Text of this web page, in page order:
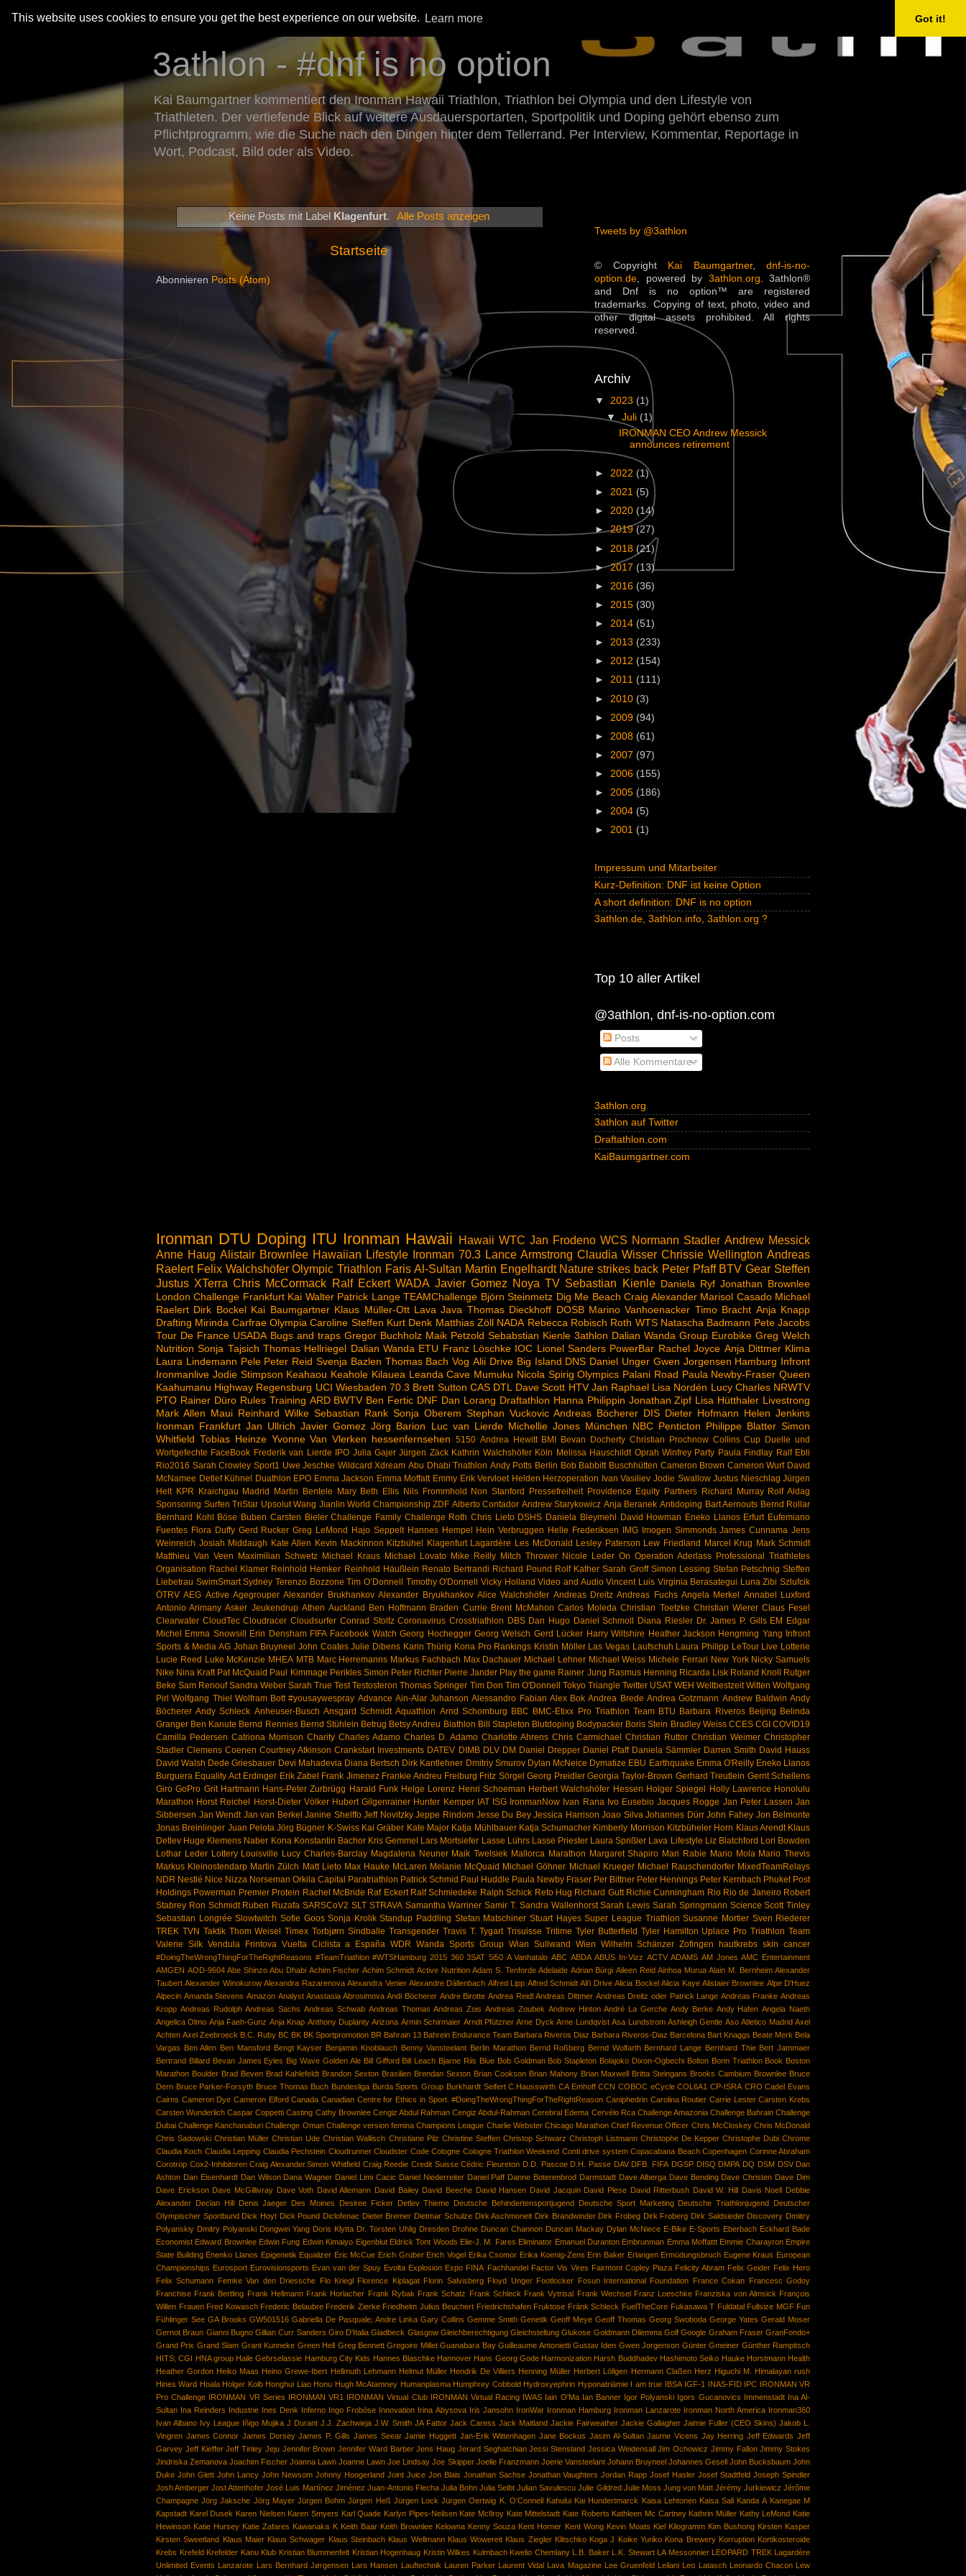
This website uses cookies to ensure you get the best experience on our website. Learn more Got it!
3athlon - #dnf is no option
Kai Baumgartner kommentiert den Ironman Hawaii Triathlon, Triathlon bei Olympia und den Lifestyle von
Triathleten. Der vertiefende Blick auf weitere Ausdauersportarten, Sportpolitik und Doping gehört ebenso zum
Pflichtprogramm, wie die Suche nach den Dingen hinter dem Tellerrand. Per Interview, Kommentar, Reportage in
Wort, Podcast, Bild oder als Video.
Keine Posts mit Label Klagenfurt. Alle Posts anzeigen
Startseite
Abonnieren Posts (Atom)
Tweets by @3athlon
© Copyright Kai Baumgartner, dnf-is-no-
option.de , powered by 3athlon.org . 3athlon®
and Dnf is no option™ are registered
trademarks. Copying of text, photo, video and
other digital assets prohibited. All rights
reserved.
Archiv
▼ 2023 (1)
▼Juli (1)
IRONMAN CEO Andrew Messick
announces retirement
► 2022 (1)
► 2021 (5)
► 2020 (14)
►2019 (27)
► 2018 (21)
►2017 (13)
► 2016 (36)
► 2015 (30)
► 2014 (51)
► 2013 (233)
► 2012 (154)
► 2011 (111)
► 2010 (3)
► 2009 (94)
► 2008 (61)
► 2007 (97)
► 2006 (155)
► 2005 (186)
► 2004 (5)
► 2001 (1)
Impressum und Mitarbeiter
Kurz-Definition: DNF ist keine Option
A short definition: DNF is no option
3athlon.de, 3athlon.info, 3athlon.org ?
Top 10 aller Artikel
@3athlon, dnf-is-no-option.com
Posts
Alle Kommentare
3athlon.org
3athlon auf Twitter
Draftathlon.com
KaiBaumgartner.com
Ironman DTU Doping ITU Ironman Hawaii Hawaii WTC Jan Frodeno WCS Normann Stadler Andrew Messick
Anne Haug Alistair Brownlee Hawaiian Lifestyle Ironman 70.3 Lance Armstrong Claudia Wisser Chrissie Wellington Andreas
Raelert Felix Walchshöfer Olympic Triathlon Faris Al-Sultan Martin Engelhardt Nature strikes back Peter Pfaff BTV Gear Steffen
Justus XTerra Chris McCormack Ralf Eckert WADA Javier Gomez Noya TV Sebastian Kienle Daniela Ryf Jonathan Brownlee
London Challenge Frankfurt Kai Walter Patrick Lange TEAMChallenge Björn Steinmetz Dig Me Beach Craig Alexander Marisol Casado Michael
Raelert Dirk Bockel Kai Baumgartner Klaus Müller-Ott Lava Java Thomas Dieckhoff DOSB Marino Vanhoenacker Timo Bracht Anja Knapp
Drafting Mirinda Carfrae Olympia Caroline Steffen Kurt Denk Matthias Zöll NADA Rebecca Robisch Roth WTS Natascha Badmann Pete Jacobs
Tour De France USADA Bugs and traps Gregor Buchholz Maik Petzold Sebabstian Kienle 3athlon Dalian Wanda Group Eurobike Greg Welch
Nutrition Sonja Tajsich Thomas Hellriegel Dalian Wanda ETU Franz Löschke IOC Lionel Sanders PowerBar Rachel Joyce Anja Dittmer Klima
Laura Lindemann Pele Peter Reid Svenja Bazlen Thomas Bach Vog Alii Drive Big Island DNS Daniel Unger Gwen Jorgensen Hamburg
Infront
Ironmanlive Jodie Stimpson Keahaou Keahole Kilauea Leanda Cave Mumuku Nicola Spirig Olympics Palani Road Paula Newby-Fraser Queen
Kaahumanu Highway Regensburg UCI Wiesbaden 70.3 Brett Sutton CAS DTL Dave Scott HTV Jan Raphael Lisa Nordén Lucy Charles NRWTV
PTO Rainer Düro Rules Training ARD BWTV Ben Fertic DNF Dan Lorang Draftathlon Hanna Philippin Jonathan Zipf Lisa Hütthaler Livestrong
Mark Allen
Maui Reinhard Wilke Sebastian Rank Sonja Oberem Stephan Vuckovic Andreas Böcherer DIS Dieter Hofmann
Helen Jenkins
Ironman Frankfurt Jan Ullrich Javier Gomez Jörg Barion Luc van Lierde Michellie Jones München NBC Penticton Philippe Blatter Simon
Whitfield Tobias Heinze Yvonne Van Vlerken hessenfernsehen 5150 Andrea Hewitt BMI Bevan Docherty Christian Prochnow Collins Cup Duelle und
Wortgefechte FaceBook Frederik van Lierde IPO Julia Gajer Jürgen Zäck Kathrin Walchshöfer Köln Melissa Hauschildt Oprah Winfrey Party Paula Findlay Ralf Ebli
Rio2016 Sarah Crowley Sport1 Uwe Jeschke Wildcard Xdream Abu Dhabi Triathlon Andy Potts Berlin Bob Babbitt Buschhütten Cameron Brown Cameron Wurf David
McNamee Detlef Kühnel Duathlon EPO Emma Jackson Emma Moffatt Emmy Erik Vervloet Helden Herzoperation Ivan Vasiliev Jodie Swallow Justus Nieschlag Jürgen
Helt KPR Kraichgau Madrid Martin Bentele Mary Beth Ellis Nils Frommhold Non Stanford Pressefreiheit Providence Equity Partners Richard Murray Rolf Aldag
Sponsoring Surfen TriStar Upsolut Wang Jianlin World Championship ZDF Alberto Contador Andrew Starykowicz Anja Beranek Antidoping Bart Aernouts Bernd Rollar
Bernhard Kohl
Böse Buben Carsten Bieler Challenge Family Challenge Roth Chris Lieto DSHS Daniela Bleymehl David Howman Eneko Llanos Erfurt Eufemiano
Fuentes Flora Duffy Gerd Rucker Greg LeMond Hajo Seppelt Hannes Hempel Hein Verbruggen Helle Frederiksen IMG Imogen Simmonds James Cunnama Jens
Weinreich Josiah Middaugh Kate Allen Kevin Mackinnon Kitzbühel Klagenfurt Lagardère Les McDonald Lesley Paterson Lew Friedland Marcel Krug Mark Schmidt
Matthieu Van Veen
Maximilian Schwetz Michael Kraus Michael Lovato Mike Reilly Mitch Thrower Nicole Leder On Operation Aderlass Professional Triathletes
Organisation Rachel Klamer Reinhold Hemker Reinhold Häußlein Renato Bertrandi Richard Pound Rolf Kather Sarah Groff Simon Lessing Stefan Petschnig Steffen
Liebetrau SwimSmart Sydney Terenzo Bozzone Tim O’Donnell Timothy O'Donnell Vicky Holland Video and Audio Vincent Luis Virginia Berasategui Luna Zibi Szlufcik
ÖTRV AEG Active Agegrouper Alexander Brukhankov Alexander Bryukhankov Alice Walchshöfer Andreas Dreitz Andreas Fuchs Angela Merkel
Annabel Luxford
Antonio Arimany Asker Jeukendrup Athen Auckland Ben Hoffmann Braden Currie Brent McMahon Carlos Moleda Christian Toetzke Christian Wierer Claus Fesel
Clearwater CloudTec Cloudracer Cloudsurfer Conrad Stoltz Coronavirus Crosstriathlon DBS Dan Hugo Daniel Schmoll Diana Riesler Dr. James P. Gills EM
Edgar
Michel
Emma Snowsill Erin Densham FIFA Facebook Watch Georg Hochegger Georg Welsch Gerd Lücker Harry Wiltshire Heather Jackson Hengming Yang Infront
Sports & Media AG Johan Bruyneel John Coates Julie Dibens Karin Thürig Kona Pro Rankings Kristin Möller Las Vegas Laufschuh Laura Philipp LeTour Live Lotterie
Lucie Reed Luke McKenzie MHEA MTB Marc Herremanns Markus Fachbach Max Dachauer Michael Lehner Michael Weiss Michele Ferrari New York Nicky Samuels
Nike Nina Kraft Pat McQuaid Paul Kimmage Perikles Simon Peter Richter Pierre Jander Play the game Rainer Jung Rasmus Henning Ricarda Lisk Roland Knoll
Rutger
Beke Sam Renouf Sandra Weber Sarah True Test Testosteron Thomas Springer Tim Don Tim O'Donnell Tokyo Triangle Twitter USAT WEH Weltbestzeit Witten Wolfgang
Pirl Wolfgang Thiel Wolfram Bott #yousaywespray Advance Ain-Alar Juhanson Alessandro Fabian Alex Bok Andrea Brede Andrea Gotzmann Andrew Baldwin Andy
Böcherer Andy Schleck Anheuser-Busch Ansgard Schmidt Aquathlon Arnd Schomburg BBC BMC-Etixx Pro Triathlon Team BTU Barbara Riveros Beijing Belinda
Granger Ben Kanute Bernd Rennies Bernd Stühlein Betrug Betsy Andreu Biathlon Bill Stapleton Blutdoping Bodypacker Boris Stein Bradley Weiss CCES CGI COVID19
Camilla Pedersen Catriona Morrison Charity Charles Adamo Charles D. Adamo Charlotte Ahrens Chris Carmichael Christian Ruttor Christian Weimer Christopher
Stadler Clemens Coenen Courtney Atkinson Crankstart Investments DATEV DIMB DLV DM Daniel Drepper Daniel Pfaff Daniela Sämmler Darren Smith David Hauss
David Walsh Dede Griesbauer Devi Mahadevia Diana Bertsch Dirk Kantlehner Dmitriy Smurov Dylan McNeice Dymatize EBU Earthquake Emma O'Reilly Eneko Llanos
Burguera Equality Act Erdinger Erik Zabel Frank Jimenez Frankie Andreu Freiburg Fritz Sörgel Georg Preidler Georgia Taylor-Brown Gerhard Treutlein Gerrit Schellens
Giro GoPro Grit Hartmann Hans-Peter Zurbrügg Harald Funk Helge Lorenz Henri Schoeman Herbert Walchshöfer Hessen Holger Spiegel Holly Lawrence Honolulu
Marathon Horst Reichel Horst-Dieter Völker Hubert Gilgenrainer Hunter Kemper IAT ISG IronmanNow Ivan Rana Ivo Eusebio Jacques Rogge Jan Peter Lassen Jan
Sibbersen Jan Wendt Jan van Berkel Janine Shelffo Jeff Novitzky Jeppe Rindom Jesse Du Bey Jessica Harrison Joao Silva Johannes Dürr John Fahey Jon Belmonte
Jonas Breinlinger Juan Pelota Jörg Bügner K-Swiss Kai Gräber Kate Major Katja Mühlbauer Katja Schumacher Kimberly Morrison Kitzbüheler Horn Klaus Arendt Klaus
Detlev Huge Klemens Naber Kona Konstantin Bachor Kris Gemmel Lars Mortsiefer Lasse Lührs Lasse Priester Laura Sprißler Lava Lifestyle Liz Blatchford Lori Bowden
Lothar Leder Lottery Louisville Lucy Charles-Barclay Magdalena Neuner Maik Twelsiek Mallorca Marathon Margaret Shapiro Mari Rabie Mario Mola Mario Thevis
Markus Kleinostendarp Martin Zülch Matt Lieto Max Hauke McLaren Melanie McQuaid Michael Göhner Michael Krueger Michael Rauschendorfer MixedTeamRelays
NDR Nestlé Nice Nizza Norseman Orkila Capital Paratriathlon Patrick Schmid Paul Huddle Paula Newby Fraser Per Bittner Peter Hennings Peter Kernbach Phuket Post
Holdings Powerman Premier Protein Rachel McBride Raf Eckert Ralf Schmiedeke Ralph Schick Reto Hug Richard Gutt Richie Cunningham Rio Rio de Janeiro Robert
Stabrey Ron Schmidt Ruben Ruzafa SARSCoV2 SLT STRAVA Samantha Warriner Samir T. Sandra Wallenhorst Sarah Lewis Sarah Springmann Science Scott Tinley
Sebastian Longrée Slowtwitch Sofie Goos Sonja Krolik Standup Paddling Stefan Matschiner Stuart Hayes Super League Triathlon Susanne Mortier Sven Riederer
TREK TVN Taktik Thom Weisel Timex Torbjørn Sindballe Transgender Travis T. Tygart Trisuisse Tritime Tyler Butterfield Tyler Hamilton Uplace Pro Triathlon Team
Valerie Silk Vendula Frintova Vuelta Ciclista a España WDR Wanda Sports Group Wian Sullwand Wien Wilhelm Schänzer Zofingen hautkrebs skin cancer
#DoingTheWrongThingForTheRightReasons #TeamTriathlon #WTSHamburg 2015 360 3SAT 5i50 A Vanhatalo ABC ABDA ABUS In-Vizz ACTV ADAMS AM Jones AMC Entertainment
AMGEN AOD-9604 Abe Shinzo Abu Dhabi Achim Fischer Achim Schmidt Active Nutrition Adam S. Tenforde Adelaide Adrian Bürgi Aileen Reid Ainhoa Murua Alain M. Bernheim Alexander
Taubert Alexander Winokurow Alexandra Razarenova Alexandra Venier Alexandre Dällenbach Alfred Lipp Alfred Schmidt Ali'i Drive Alicia Bockel Alicia Kaye Alistaier Brownlee Alpe D'Huez
Alpecin Amanda Stevens Amazon Analyst Anastasia Abrosimova Andi Böcherer Andre Birotte Andrea Reidl Andreas Dittmer Andreas Dreitz oder Patrick Lange Andreas Franke Andreas
Kropp Andreas Rudolph Andreas Sachs Andreas Schwab Andreas Thomas Andreas Zois Andreas Zoubek Andrew Hinton André La Gerche Andy Berke Andy Hafen Angela Naeth
Angelica Olmo Anja Faeh-Gunz Anja Knap Anthony Duplanty Arizona Armin Schirmaier Arndt Pfützner Arne Dyck Arne Lundqvist Asa Lundstrom Ashleigh Gentle Aso Atletico Madrid Axel
Achten Axel Zeebroeck B.C. Ruby BC BK BK Sportpromotion BR Bahrain 13 Bahrein Endurance Team Barbara Riveros Diaz Barbara Riveros-Diaz Barcelona Bart Knaggs Beate Merk Bela
Vargas
Ben Allen Ben Mansford Bengt Kayser Benjamin Knoblauch Benny Vansteelant Berlin Marathon Bernd Roßberg Bernd Wolfarth Bernhard Lange Bernhard Thie Bert Jammaer
Bertrand Billard Bevan James Eyles Big Wave Golden Ale Bill Gifford Bill Leach Bjarne Riis Blue Bob Goldman Bob Stapleton Bolajoko Dixon-Ogbechi Bolton Bonn Triathlon Book Boston
Marathon Boulder Brad Beven Brad Kahlefeldt Brandon Sexton Brasilien Brendan Sexton Brian Cookson Brian Mahony Brian Maxwell Britta Steingans Brooks Cambium Brownlee Bruce
Dern Bruce Parker-Forsyth Bruce Thomas Buch Bundesliga Burda Sports Group Burkhardt Seifert C.Hausswirth CA Emhoff CCN COBOC eCycle COL6A1 CP-ISRA CRO Cadel Evans
Cairns Cameron Dye Cameron Elford Canada Canadian Centre for Ethics in Sport. #DoingTheWrongThingForTheRightReason Caniphedrin Carolina Routier Carrie Lester Carsten Krebs
Carsten Wunderlich Caspar Coppetti Casting Cathy Brownlee Cengiz Abdul Rahman Cengiz Abdul-Rahman Cerebral Edema Cervélo Rca Challenge Amazonia Challenge Bahrain Challenge
Dubai Challenge Kanchanaburi Challenge Oman Challenge version femina Champions League Charlie Webster Chicago Marathon Chief Revenue Officer Chris McCloskey Chris McDonald
Chris Sadowski Christian Müller Christian Ude Christian Wallisch Christiane Pilz Christine Steffen Christop Schwarz Christoph Listmann Christophe De Kepper Christophe Dubi Chrome
Claudia Koch Claudia Lepping Claudia Pechstein Cloudrunner Cloudster Code Cologne Cologne Triathlon Weekend Conti drive system Copacabana Beach Copenhagen Corinne Abraham
Corotrop Cox2-Inhibitoren Craig Alexander.Simon Whitfield Craig Reedie Credit Suisse Cédric Fleureton D.D. Pascoe D.H. Passe DAV DFB. FIFA DGSP DISQ DMPA DQ DSM DSV Dan
Ashton Dan Eisenhardt Dan Wilson Dana Wagner Daniel Limi Cacic Daniel Niederreiter Daniel Paff Danne Boterenbrod Darmstadt Dave Alberga Dave Bending Dave Christen Dave Dim
Dave Erickson Dave McGillivray Dave Voth David Allemann David Bailey David Beeche David Hansen David Jacquin David Plese David Ritterbush David W. Hill Davis Noell
Debbie
Alexander
Declan Hill Denis Jaeger Des Moines Desiree Ficker Detlev Thieme Deutsche Behindertensportjugend Deutsche Sport Marketing Deutsche Triathlonjugend
Deutscher
Olympischer Sportbund Dick Hoyt Dick Pound Diclofenac Dieter Bremer Dietmar Schulze Dirk Aschmoneit Dirk Brandwinder Dirk Frobeg Dirk Froberg Dirk Saldsieder Discovery Dmiitry
Polyanskiy Dmitry Polyanski Dongwei Yang Doris Klytta Dr. Torsten Uhlig Dresden Drohne Duncan Channon Duncan Mackay Dylan McNiece E-Bike E-Sports Eberbach Eckhard Bade
Economist Edward Brownlee Edwin Fung Edwin Kimaiyo Eigenblut Eldrick Tont Woods Elie-J. M. Fares Eliminator Emanuel Duranton Embrunman Emma Moffattt Emmie Charayron Empire
State Building Enenko Llanos Epigenetik Equalizer Eric McCue Erich Gruber Erich Vogel Erika Csomor Erika Koenig-Zens Erin Baker Erlangen Ermüdungsbruch Eugene Kraus European
Championships Eurosport Eurovisionsports Evan van der Spuy Evolta Explosion Expo FINA Fachhandel Factor Vis Vires Fairmont Copley Plaza Felicity Abram Felix Geider Felix Hero
Felix Schumann
Femke Van den Driessche Flo Kriegl Florence Kiplagat Florin Salvisberg Floyd Unger Footlocker Fosun International Foundation France Cokan
Francesc Godoy
Franchise Frank Bertling Frank Hellmann Frank Horlacher Frank Rybak Frank Schatz Frank Schleck Frank Vytrisal Frank Wechsel Franz Loeschke Franziska von Almsick François
Willen Frauen Fred Kowasch Frederic Belaubre Frederik Zierke Friedhelm Julius Beuchert Friedrichshafen Fruktose Fränk Schleck FuelTheCore Fukasawa T Fuldatal Fullsize MGF Fun
Fühlinger See GA Brooks GW501516 Gabriella De Pasquale; Andre Linka Gary Collins Gemme Smith Genetik Geoff Meye Geoff Thomas Georg Swoboda George Yates Gerald Moser
Gernot Braun Gianni Bugno Gillian Curr Sanders Giro D'Italia Gladbeck Glasgow Gleichberechtigung Gleichstellung Glukose Goldmann Dilemma Golf Google Graham Fraser GranFondo+
Grand Prix Grand Slam Grant Kunneke Green Hell Greg Bennett Gregoire Millet Guanabara Bay Guilleaume Antonietti Gustav Iden Gwen Jorgenson Günter Gmeiner Günther Rampitsch
HITS; CGI
HNA group Haile Gebrselassie Hamburg City Kids Hannes Blaschke Hannover Hans Georg Gode Harmonization Harsh Buddhadev Hashimoto Seiko Hauke Horstmann Health
Heather Gordon Heiko Maas Heino Grewe-Ibert Hellmuth Lehmann Helmut Müller Hendrik De Villiers Henning Müller Herbert Löllgen Hermann Claßen Herz Higuchi M.
Himalayan rush
Hines Ward Hoala Holger Kolb Honghui Liao Honu Hugh McAtamney Humanplasma Humphrey Cobbold Hydroxyephrin Hyponatriämie I am true IBSA IGF-1 INAS-FID IPC
IRONMAN VR
Pro Challenge
IRONMAN VR Series IRONMAN VR1 IRONMAN Virtual Club IRONMAN Virtual Racing IWAS Iain O'Ma Ian Banner Igor Polyanski Igors Gucanovics Immenstadt
Ina Al-
Sultan Ina Reinders Industrie Ines Denk Inferno Ingo Froböse Innovation Irina Abysova Iris Jansohn IronWar Ironman Hamburg Ironman Lanzarote Ironman North America Ironman360
Ivan Albano Ivy League Iñigo Mujika J Durant J.J. Zachwieja J.W. Smith JA Fattor Jack Caress Jack Maitland Jackie Fairweather Jackie Gallagher Jaimie Fuller (CEO Skins) Jakob L.
Vingren James Connor James Dorsey James P. Gills James Seear Jamie Huggett Jan-Erik Wittenhagen Jane Bockus Jasim Al-Sultan Jaume Vicens Jay Herring Jeff Edwards Jeff
Garvey Jeff Kieffer Jeff Tinley Jeju Jennifer Brown Jennifer Ward Barber Jens Haug Jerard Seghatchian Jessi Stensland Jessica Weidensall Jim Ochowicz Jimmy Fallon Jimmy Stokes
Jindriska Zemanova Joachim Fischer Joanna Lawn Joanne Lawn Joe Lindsay Joe Skipper Joelle Franzmann Joerie Vansteelant Johann Bruyneel Johannes Gesell John Bucksbaum John
Duke John Glett John Lancy John Newsom Johnny Hoogerland Joint Juice Jon Blais Jonathan Sachse Jonathan Vaughters Jordan Rapp Josef Hasler Josef Stadtfeld Joseph Spindler
Josh Amberger Jost Attenhofer José Luis Martínez Jiménez Juan-Antonio Flecha Julia Bohn Julia Seibt Julian Savulescu Julie Gildred Julie Moss Jung von Matt Jérémy Jurkiewicz Jérôme
Champagne Jörg Jaksche Jörg Mayer Jürgen Bohm Jürgen Heß Jürgen Lock Jürgen Oertwig K. O'Connell Kahului Kai Hundertmarck Kaisa Lehtonen Kaisa Sali Kanda A Kanegae M
Kapstadt Karel Dusek Karen Nielsen Karen Smyers Karl Quade Karlyn Pipes-Neilsen Kate McIlroy Kate Mittelstadt Kate Roberts Kathleen Mc Cartney Kathrin Müller Kathy LeMond Katie
Hewinson Katie Hursey Katie Zafares Kawanaka K Keith Baar Keith Brownlee Kelowna Kenny Souza Kent Horner Kent Wong Kevin Moats Kiel Kilogramm Kim Bushong Kirsten Kasper
Kirsten Sweetland
Klaus Maier Klaus Schwager Klaus Steinbach Klaus Wellmann Klaus Wowereit Klaus Ziegler Klitschko Koga J Koike Yuriko Kona Brewery Korruption Kortikosteroide
Krebs Krefeld Krefelder Kanu Klub Kristian Blummenfelt Kristian Hogenhaug Kristin Wilkes Kulmbach Kwelio Chemlany L.B. Baker L.K. Stewart LA Messonnier LEOPARD TREK
Lagardère
Unlimited Events
Lanzarote Lars Bernhard Jørgensen Lars Hansen Lauftechnik Lauren Parker Laurent Vidal Lava Magazine Lee Gruenfeld Leilani Leo Latasch Leonardo Chacon
Lew